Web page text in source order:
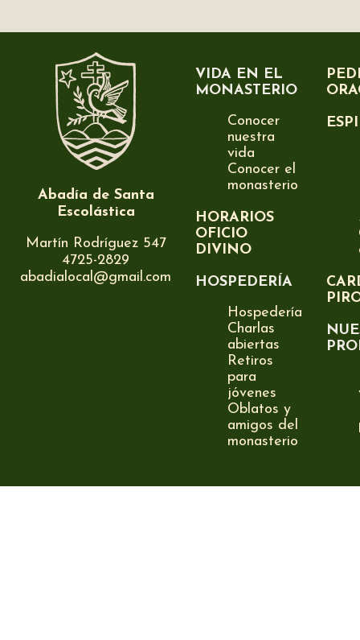
Abadía de Santa
Escolástica
Martín Rodríguez 547
4725-2829
abadialocal@gmail.com
VIDA EN EL
MONASTERIO
Conocer
nuestra
vida
Conocer el
monasterio
HORARIOS
OFICIO
DIVINO
HOSPEDERÍA
Hospedería
Charlas
abiertas
Retiros
para
jóvenes
Oblatos y
amigos del
monasterio